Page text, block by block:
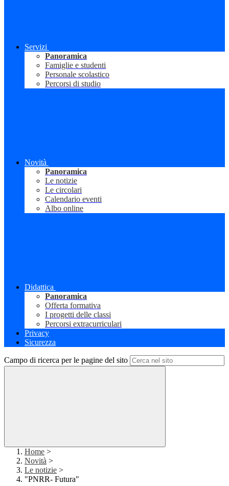
Servizi
Panoramica
Famiglie e studenti
Personale scolastico
Percorsi di studio
Novità
Panoramica
Le notizie
Le circolari
Calendario eventi
Albo online
Didattica
Panoramica
Offerta formativa
I progetti delle classi
Percorsi extracurriculari
Privacy
Sicurezza
Campo di ricerca per le pagine del sito
Home >
Novità >
Le notizie >
"PNRR- Futura"